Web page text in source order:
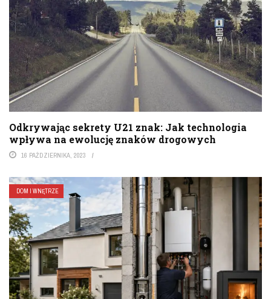
Odkrywając sekrety U21 znak: Jak technologia
wpływa na ewolucję znaków drogowych
16 PAŹDZIERNIKA, 2023
DOM I WNĘTRZE